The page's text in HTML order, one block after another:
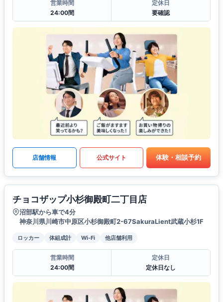
営業時間
24:00間
定休日
要確認
店舗情報 公式サイト 体験・相談予約
チョコザップ小杉御殿町二丁目店
沼部駅から車で4分
神奈川県川崎市中原区小杉御殿町2-67SakuraLient武蔵小杉1F
ロッカー 体組成計 Wi-Fi 他店舗利用
営業時間
24:00間
定休日
定休日なし